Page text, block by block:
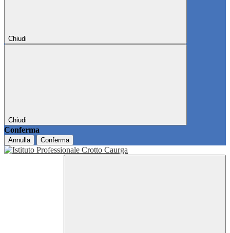
Chiudi
Chiudi
Conferma
Annulla Conferma